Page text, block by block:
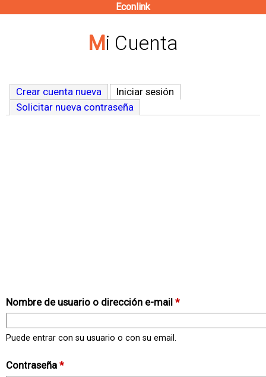
contenido
Econlink
Mi Cuenta
Crear cuenta nueva Iniciar sesión
Solicitar nueva contraseña
Nombre de usuario o dirección e-mail *
Puede entrar con su usuario o con su email.
Contraseña *